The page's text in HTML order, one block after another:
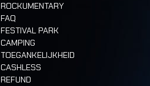
ROCKUMENTARY
FAQ
FESTIVAL PARK
CAMPING
TOEGANKELIJKHEID
CASHLESS
REFUND